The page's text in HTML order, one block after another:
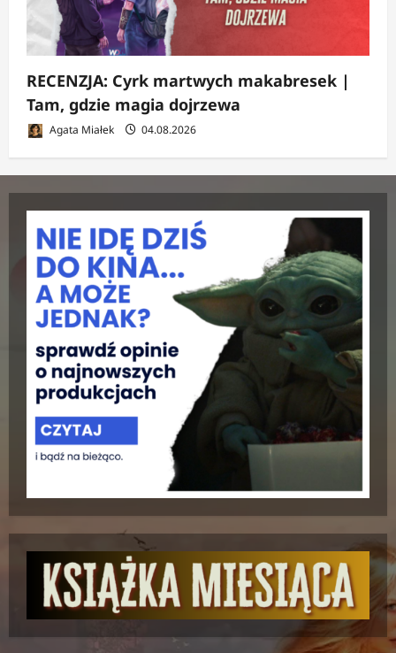
RECENZJA: Cyrk martwych makabresek |
Tam, gdzie magia dojrzewa
Agata Miałek 04.08.2026